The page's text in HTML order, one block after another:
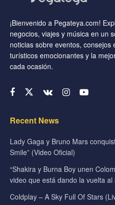
¡Bienvenido a Pegateya.com!
negocios, viajes y música en un
noticias sobre eventos, consejos
turísticos emocionantes y la
cada ocasión.
Recent News
Lady Gaga y Bruno Mars
Smile” (Video Oficial)
“Shakira y Burna Boy unen
video que está dando la vuelta al
Coldplay – A Sky Full Of Stars